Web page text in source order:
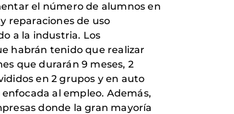
el número de alumnos en
reparaciones de uso
a la industria. Los
habrán tenido que realizar
que durarán 9 meses, 2
en 2 grupos y en auto
al empleo. Además,
donde la gran mayoría